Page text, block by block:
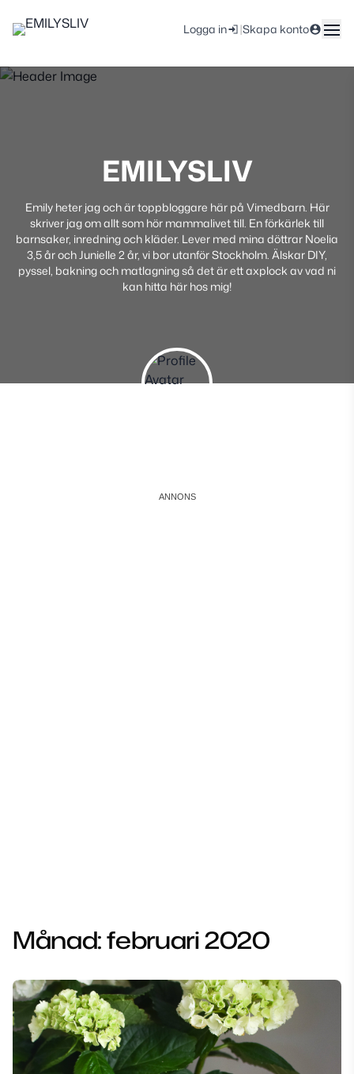
Logga in |Skapa konto
EMILYSLIV
Emily heter jag och är toppbloggare här på Vimedbarn. Här
skriver jag om allt som hör mammalivet till. En förkärlek till
barnsaker, inredning och kläder. Lever med mina döttrar Noelia
3,5 år och Junielle 2 år, vi bor utanför Stockholm. Älskar DIY,
pyssel, bakning och matlagning så det är ett axplock av vad ni
kan hitta här hos mig!
Månad:februari 2020